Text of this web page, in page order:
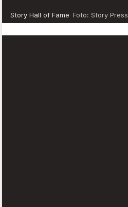
Story Hall of Fame Foto: Story Press